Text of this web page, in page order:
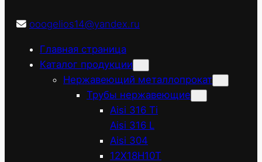
ooogelios14@yandex.ru
Главная страница
Каталог продукции
Нержавеющий металлопрокат
Трубы нержавеющие
Aisi 316 Ti
Aisi 316 L
Aisi 304
12Х18Н10Т